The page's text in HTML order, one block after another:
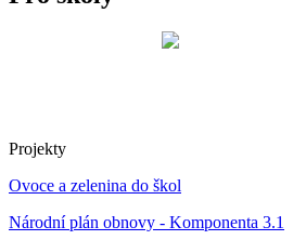
Projekty
Ovoce a zelenina do škol
Národní plán obnovy - Komponenta 3.1